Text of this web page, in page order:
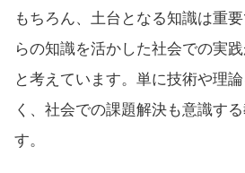
もちろん、土台となる知識は重
らの知識を活かした社会での実
と考えています。単に技術や理
く、社会での課題解決も意識す
す。